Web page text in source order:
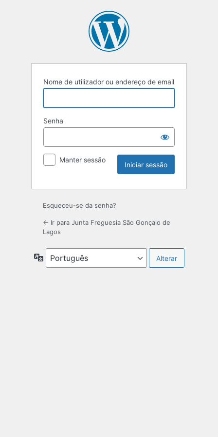
Nome de utilizador ou endereço de email
Senha
Manter sessão
Esqueceu-se da senha?
← Ir para Junta Freguesia São Gonçalo de
Lagos
Idioma